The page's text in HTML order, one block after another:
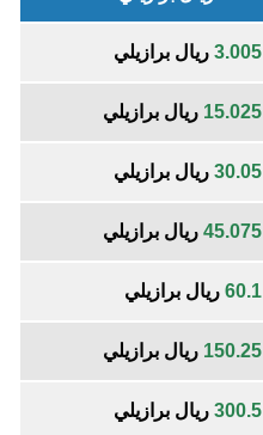
3.005 ريال برازيلي
15.025 ريال برازيلي
30.05 ريال برازيلي
45.075 ريال برازيلي
60.1 ريال برازيلي
150.25 ريال برازيلي
300.5 ريال برازيلي